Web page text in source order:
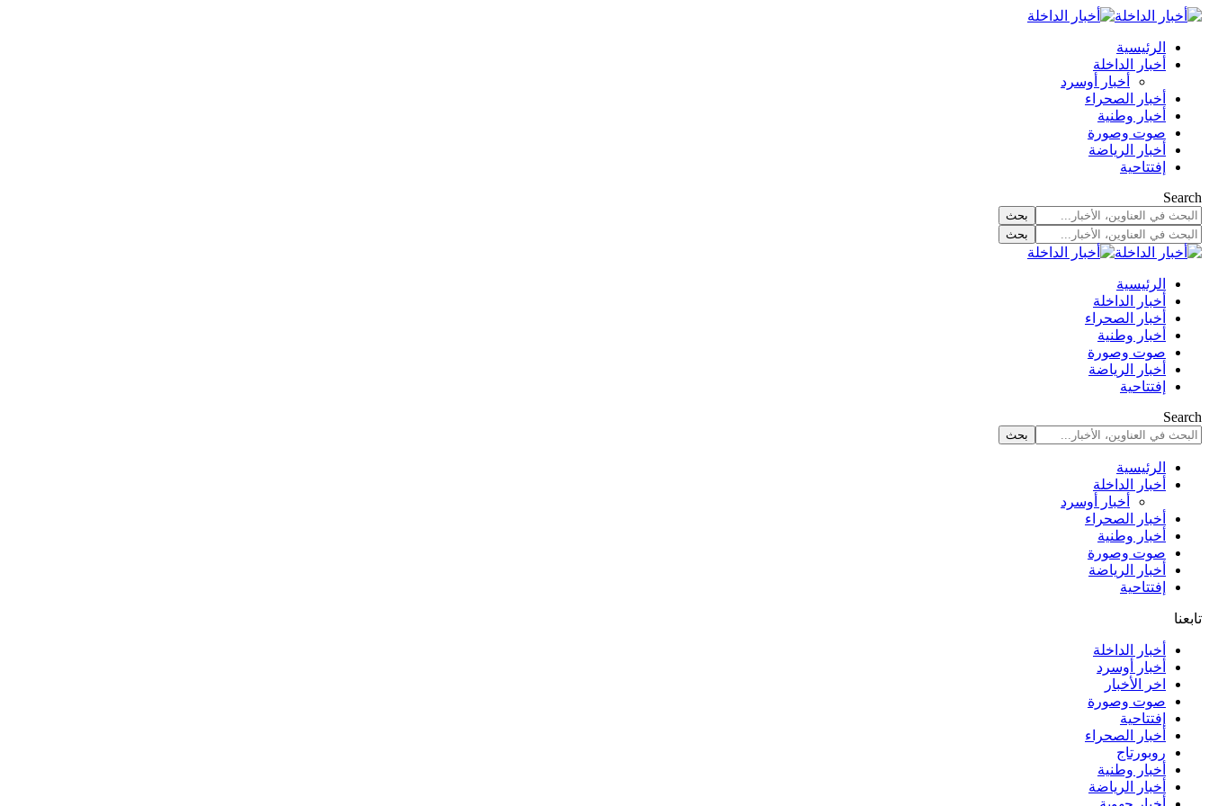
الرئيسية
أخبار الداخلة
أخبار أوسرد
أخبار الصحراء
أخبار وطنية
صوت وصورة
أخبار الرياضة
إفتتاحية
Search
الرئيسية
أخبار الداخلة
أخبار الصحراء
أخبار وطنية
صوت وصورة
أخبار الرياضة
إفتتاحية
Search
الرئيسية
أخبار الداخلة
أخبار أوسرد
أخبار الصحراء
أخبار وطنية
صوت وصورة
أخبار الرياضة
إفتتاحية
تابعنا
أخبار الداخلة
أخبار أوسرد
اخر الأخبار
صوت وصورة
إفتتاحية
أخبار الصحراء
روبورتاج
أخبار وطنية
أخبار الرياضة